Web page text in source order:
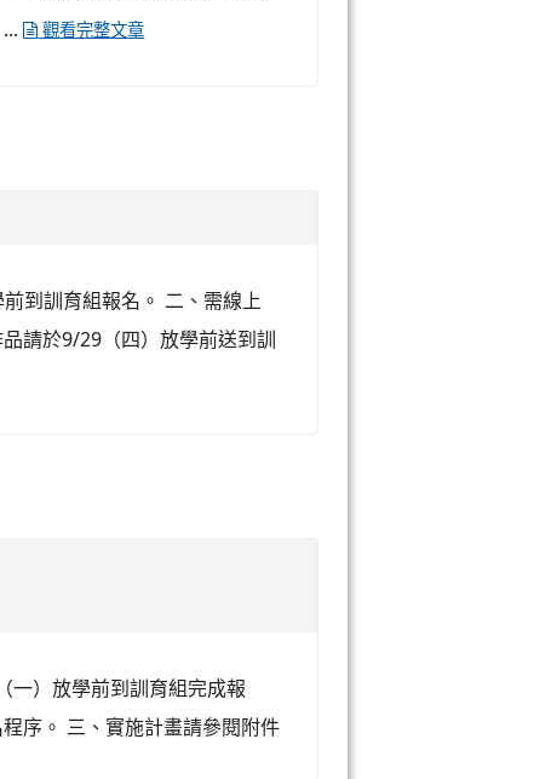
...
觀看完整文章
到訓育組報名。 二、需線上
請於9/29（四）放學前送到訓
一）放學前到訓育組完成報
序。 三、實施計畫請參閱附件